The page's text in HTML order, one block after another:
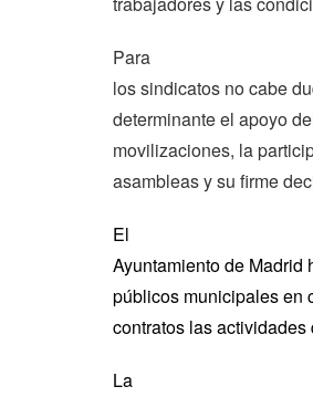
Para
los sindicatos no cabe
determinante el apoyo
movilizaciones, la
asambleas y su firme
El
Ayuntamiento de Madrid
públicos municipales en
contratos las
La